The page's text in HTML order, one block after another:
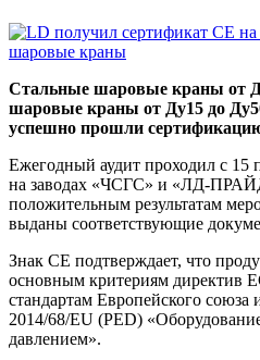
Стальные шаровые краны от
шаровые краны от Ду15 до
успешно прошли
Ежегодный аудит проходил с 15
на заводах «ЧСГС» и «ЛД-
положительным результатам
выданы соответствующие
Знак CE подтверждает, что
основным критериям директив
стандартам Европейского союза
2014/68/EU (PED)
давлением».